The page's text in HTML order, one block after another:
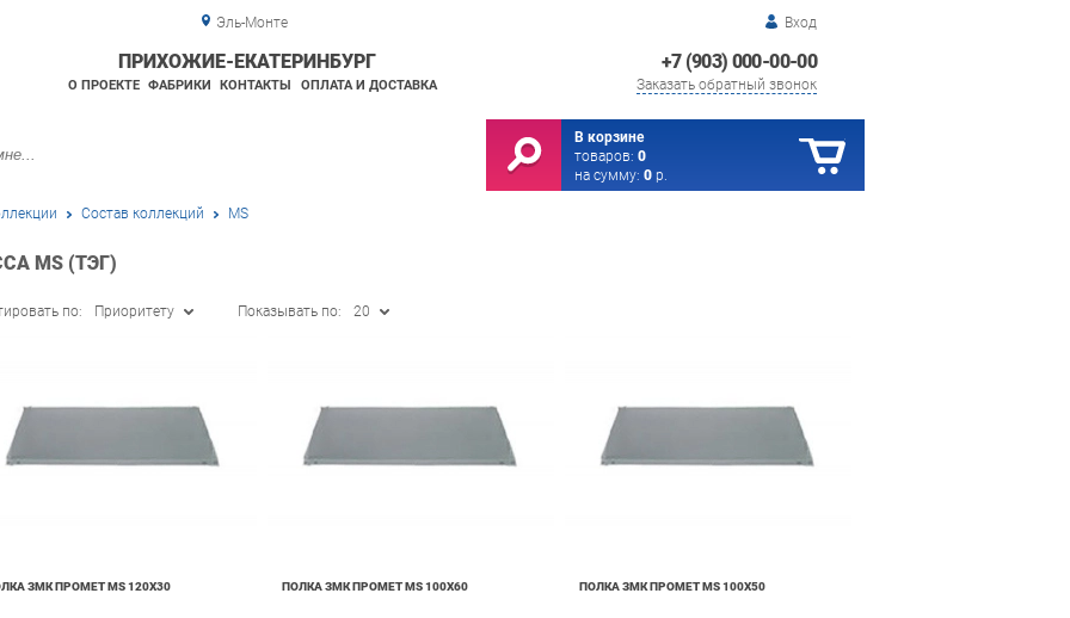
Эль-Монте Вход
+7 (903) 000-00-00
Заказать обратный звонок
ПРИХОЖИЕ-ЕКАТЕРИНБУРГ
О ПРОЕКТЕ ФАБРИКИ КОНТАКТЫ ОПЛАТА И ДОСТАВКА
В корзине
товаров: 0
на сумму: 0 р.
Состав коллекций MS
MS (ТЭГ)
по: Приоритету Показывать по: 20
ЗМК ПРОМЕТ MS 120Х30 ПОЛКА ЗМК ПРОМЕТ MS 100X60 ПОЛКА ЗМК ПРОМЕТ MS 100X50